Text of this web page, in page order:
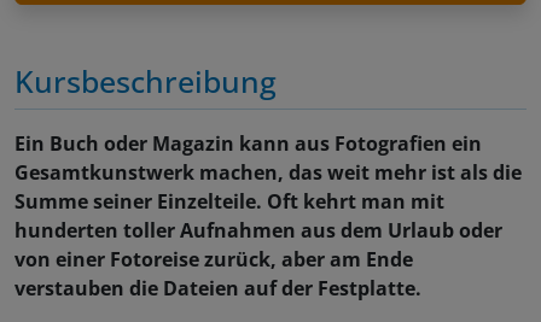
Kursbeschreibung
Ein Buch oder Magazin kann aus Fotografien ein
Gesamtkunstwerk machen, das weit mehr ist als die
Summe seiner Einzelteile. Oft kehrt man mit
hunderten toller Aufnahmen aus dem Urlaub oder
von einer Fotoreise zurück, aber am Ende
verstauben die Dateien auf der Festplatte.